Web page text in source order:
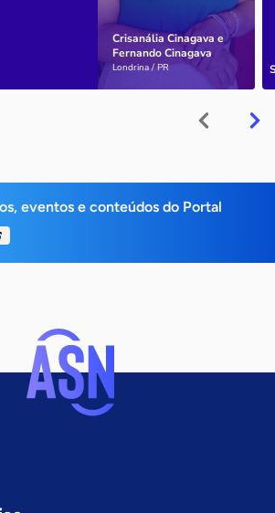
Crisanália Cinagava e
Fernando Cinagava
Londrina / PR
eventos e conteúdos do Portal